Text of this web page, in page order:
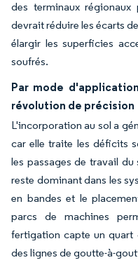
des terminaux
devrait réduire les écarts
élargir les superficies
soufrés.
Par mode
révolution de précision
L'incorporation au sol a
car elle traite les déficits
les passages de travail
reste dominant dans les
en bandes et le
parcs de machines
fertigation capte un quart
des lignes de goutte-à-